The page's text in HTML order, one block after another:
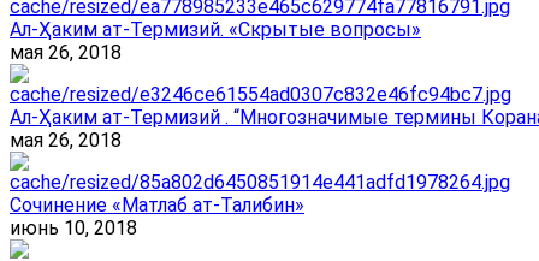
Ал-Ҳаким ат-Термизий. «Скрытые вопросы»
мая 26, 2018
Ал-Ҳаким ат-Термизий . “Многозначимые термины
мая 26, 2018
Сочинение «Матлаб ат-Талибин»
июнь 10, 2018